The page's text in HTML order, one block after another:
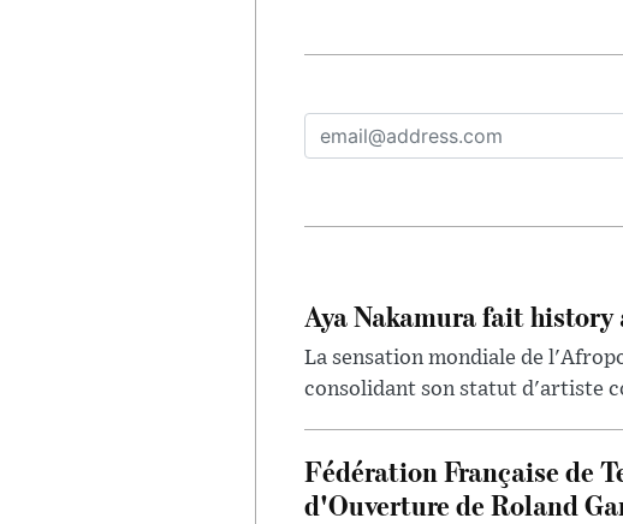
Aya Nakamura fait history
La sensation mondiale de
consolidant son statut d'artiste
Fédération Française de
d'Ouverture de Roland